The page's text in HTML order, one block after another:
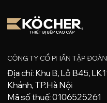
CÔNG TY CỔ PHẦN TẬP
Địa chỉ: Khu B, Lô B45,
Khánh, TP.Hà Nội
Mã số thuế: 0106525261